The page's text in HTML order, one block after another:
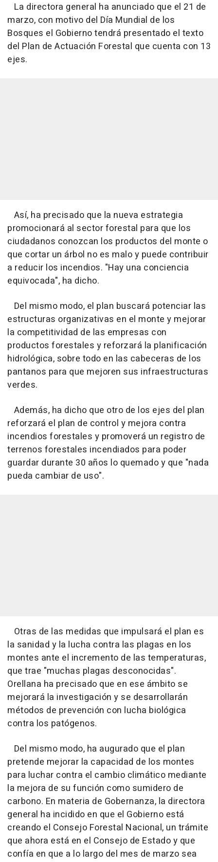
La directora general ha anunciado que el 21 de
marzo, con motivo del Día Mundial de los
Bosques el Gobierno tendrá presentado el texto
del Plan de Actuación Forestal que cuenta con 13
ejes.
Así, ha precisado que la nueva estrategia
promocionará al sector forestal para que los
ciudadanos conozcan los productos del monte o
que cortar un árbol no es malo y puede contribuir
a reducir los incendios. "Hay una conciencia
equivocada", ha dicho.
Del mismo modo, el plan buscará potenciar las
estructuras organizativas en el monte y mejorar
la competitividad de las empresas con
productos forestales y reforzará la planificación
hidrológica, sobre todo en las cabeceras de los
pantanos para que mejoren sus infraestructuras
verdes.
Además, ha dicho que otro de los ejes del plan
reforzará el plan de control y mejora contra
incendios forestales y promoverá un registro de
terrenos forestales incendiados para poder
guardar durante 30 años lo quemado y que "nada
pueda cambiar de uso".
Otras de las medidas que impulsará el plan es
la sanidad y la lucha contra las plagas en los
montes ante el incremento de las temperaturas,
que trae "muchas plagas desconocidas".
Orellana ha precisado que en ese ámbito se
mejorará la investigación y se desarrollarán
métodos de prevención con lucha biológica
contra los patógenos.
Del mismo modo, ha augurado que el plan
pretende mejorar la capacidad de los montes
para luchar contra el cambio climático mediante
la mejora de su función como sumidero de
carbono. En materia de Gobernanza, la directora
general ha incidido en que el Gobierno está
creando el Consejo Forestal Nacional, un trámite
que ahora está en el Consejo de Estado y que
confía en que a lo largo del mes de marzo sea